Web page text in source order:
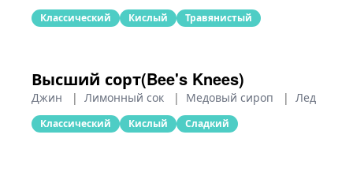
Классический Кислый Травянистый
Высший сорт(Bee's Knees)
Джин | Лимонный сок | Медовый сироп | Лед
Классический Кислый Сладкий